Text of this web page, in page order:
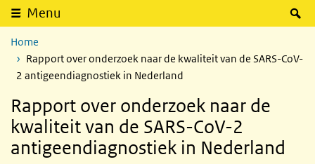
Menu
Home
Rapport over onderzoek naar de kwaliteit van de SARS-CoV-
2 antigeendiagnostiek in Nederland
Rapport over onderzoek naar de
kwaliteit van de SARS-CoV-2
antigeendiagnostiek in Nederland